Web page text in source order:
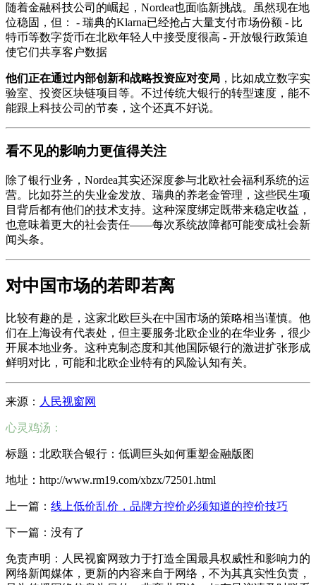
随着金融科技公司的崛起，Nordea也面临新挑战。虽然现在地
位稳固，但： - 瑞典的Klarna已经抢占大量支付市场份额 - 比
特币等数字货币在北欧年轻人中接受度很高 - 开放银行政策迫
使它们共享客户数据
他们正在通过内部创新和战略投资应对变局 ，比如成立数字实
验室、投资区块链项目等。不过传统大银行的转型速度，能不
能跟上科技公司的节奏，这个还真不好说。
看不见的影响力更值得关注
除了银行业务，Nordea其实还深度参与北欧社会福利系统的运
营。比如芬兰的失业金发放、瑞典的养老金管理，这些民生项
目背后都有他们的技术支持。这种深度绑定既带来稳定收益，
也意味着更大的社会责任——每次系统故障都可能变成社会新
闻头条。
对中国市场的若即若离
比较有趣的是，这家北欧巨头在中国市场的策略相当谨慎。他
们在上海设有代表处，但主要服务北欧企业的在华业务，很少
开展本地业务。这种克制态度和其他国际银行的激进扩张形成
鲜明对比，可能和北欧企业特有的风险认知有关。
来源： 人民视窗网
心灵鸡汤：
标题：北欧联合银行：低调巨头如何重塑金融版图
地址：http://www.rm19.com/xbzx/72501.html
上一篇： 线上低价乱价，品牌方控价必须知道的控价技巧
下一篇：没有了
免责声明：人民视窗网致力于打造全国最具权威性和影响力的
网络新闻媒体，更新的内容来自于网络，不为其真实性负责，